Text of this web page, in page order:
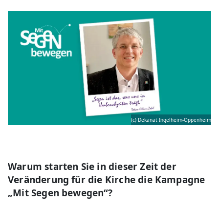
(c) Dekanat Ingelheim-Oppenheim
Warum starten Sie in dieser Zeit der
Veränderung für die Kirche die Kampagne
„Mit Segen bewegen“?